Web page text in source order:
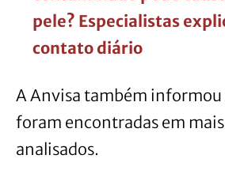
pele? Especialistas
contato diário
A Anvisa também informou
foram encontradas em
analisados.